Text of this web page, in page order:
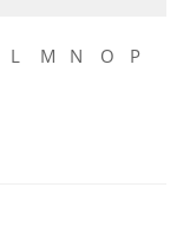
L M N O
P